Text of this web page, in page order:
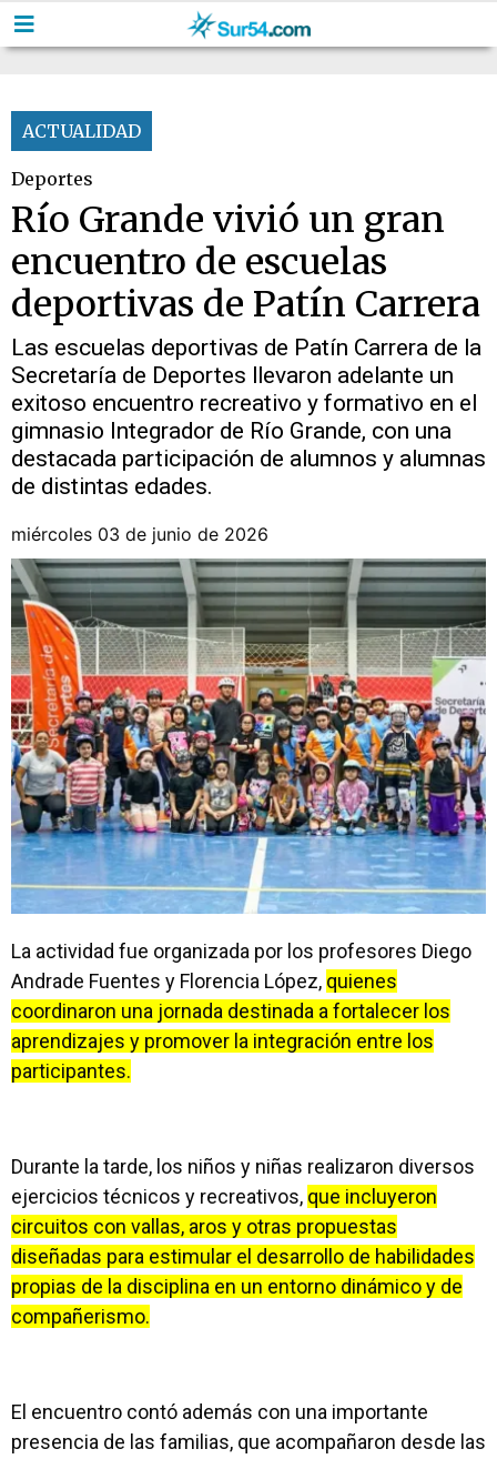
ACTUALIDAD
Deportes
Río Grande vivió un gran
encuentro de escuelas
deportivas de Patín Carrera
Las escuelas deportivas de Patín Carrera de la
Secretaría de Deportes llevaron adelante un
exitoso encuentro recreativo y formativo en el
gimnasio Integrador de Río Grande, con una
destacada participación de alumnos y alumnas
de distintas edades.
miércoles 03 de junio de 2026
La actividad fue organizada por los profesores Diego
Andrade Fuentes y Florencia López, quienes
coordinaron una jornada destinada a fortalecer los
aprendizajes y promover la integración entre los
participantes.
Durante la tarde, los niños y niñas realizaron diversos
ejercicios técnicos y recreativos, que incluyeron
circuitos con vallas, aros y otras propuestas
diseñadas para estimular el desarrollo de habilidades
propias de la disciplina en un entorno dinámico y de
compañerismo.
El encuentro contó además con una importante
presencia de las familias, que acompañaron desde las